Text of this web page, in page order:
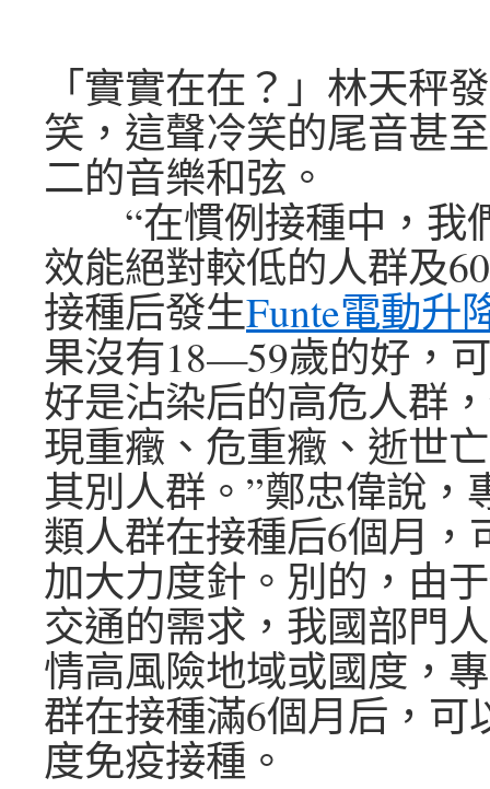
「實實在在？」林天秤
笑，這聲冷笑的尾音甚
二的音樂和弦。
“在慣例接種中，我
效能絕對較低的人群及
接種后發生Funte電動升
果沒有18—59歲的好，
好是沾染后的高危人群
現重癥、危重癥、逝世
其別人群。”鄭忠偉說，
類人群在接種后6個月，
加大力度針。別的，由
交通的需求，我國部門
情高風險地域或國度，
群在接種滿6個月后，可
度免疫接種。